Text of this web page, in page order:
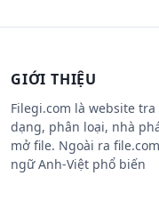
GIỚI THIỆU
Filegi.com là website
dạng, phân loại, nhà
mở file. Ngoài ra
ngữ Anh-Việt phổ biến